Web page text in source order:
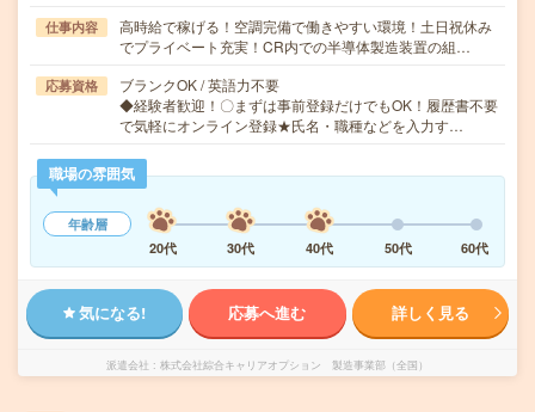
仕事内容
高時給で稼げる！空調完備で働きやすい環境！土日祝休み
でプライベート充実！CR内での半導体製造装置の組…
応募資格
ブランクOK / 英語力不要
◆経験者歓迎！〇まずは事前登録だけでもOK！履歴書不要
で気軽にオンライン登録★氏名・職種などを入力す…
職場の雰囲気
年齢層
20代
30代 40代 50代 60代
気になる! 応募へ進む 詳しく見る
派遣会社 株式会社綜合キャリアオプション 製造事業部（全国）